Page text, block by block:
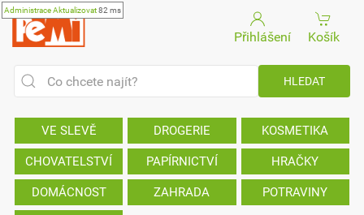
AdministraceAktualizovat82 ms
Přihlášení Košík
VE SLEVĚ DROGERIE KOSMETIKA
CHOVATELSTVÍ PAPÍRNICTVÍ HRAČKY
DOMÁCNOST ZAHRADA POTRAVINY